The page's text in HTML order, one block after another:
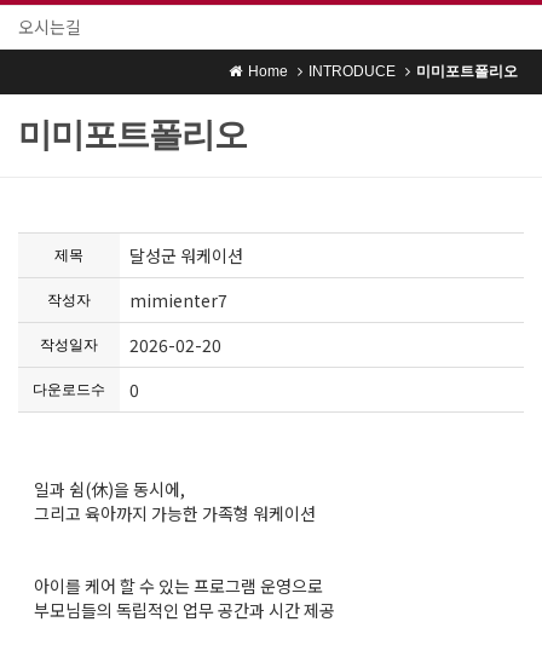
오시는길
Home INTRODUCE 미미포트폴리오
미미포트폴리오
제목 달성군 워케이션
작성자 mimienter7
작성일자 2026-02-20
다운로드수 0
일과 쉼(休)을 동시에,
그리고 육아까지 가능한 가족형 워케이션
아이를 케어 할 수 있는 프로그램 운영으로
부모님들의 독립적인 업무 공간과 시간 제공